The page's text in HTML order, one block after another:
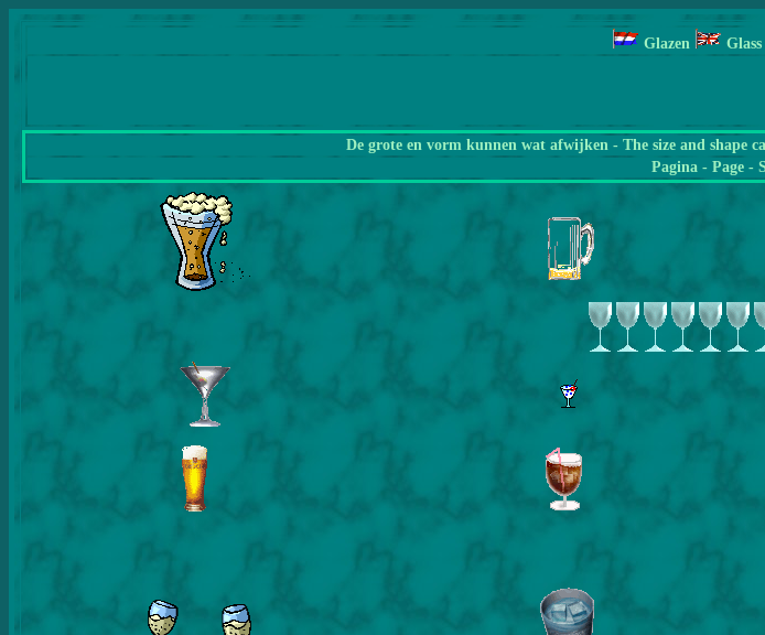
Glazen Glass
De grote en vorm kunnen wat afwijken - The size and shape
Pagina - Page -